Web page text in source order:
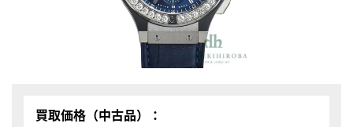
買取価格（中古品）：